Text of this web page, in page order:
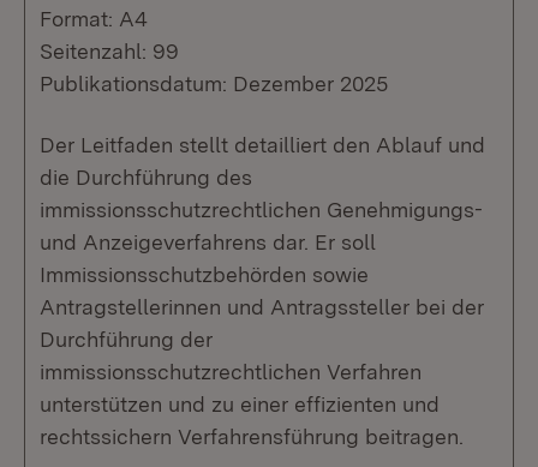
Format: A4
Seitenzahl: 99
Publikationsdatum: Dezember 2025
Der Leitfaden stellt detailliert den Ablauf und
die Durchführung des
immissionsschutzrechtlichen Genehmigungs-
und Anzeigeverfahrens dar. Er soll
Immissionsschutzbehörden sowie
Antragstellerinnen und Antragssteller bei der
Durchführung der
immissionsschutzrechtlichen Verfahren
unterstützen und zu einer effizienten und
rechtssichern Verfahrensführung beitragen.